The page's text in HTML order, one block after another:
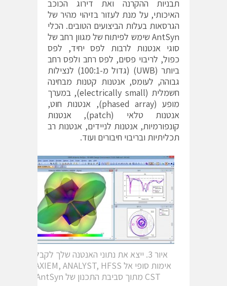
תבניות ההקרנה ואת דירוג הכוכב
האיכותי, על מנת לעזור בזיהוי מהיר של
הגרסאות בעלות הביצועים הטובים. הכלי
AntSyn שימש לפיתוח של מגוון רחב של
סוגי אנטנות לרבות לפס יחיד, לפס
כפול, לריבוי פסים, לפס רחב ולפס רחב
ביותר (UWB) (גדול מ-100:1) לנצילות
גבוהה, לעומס, אנטנות קטנות מבחינה
חשמלית (electrically small), במערך
מופע (phased array), אנטנות חוט,
אנטנות טלאי (patch), אנטנות
קונפורמיות, אנטנות לניידים, אנטנות רב
תכליתיות ובריבוי חיבורים ועוד.
איור 3. ייצא את נתוני האנטנה שלך לקבלת
CST מתוך סביבת התכנון של AntSyn